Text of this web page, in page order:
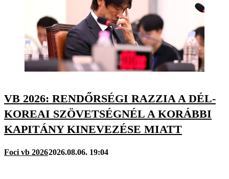
VB 2026: RENDŐRSÉGI RAZZIA A DÉL-
KOREAI SZÖVETSÉGNÉL A KORÁBBI
KAPITÁNY KINEVEZÉSE MIATT
Foci vb 20262026.08.06. 19:04